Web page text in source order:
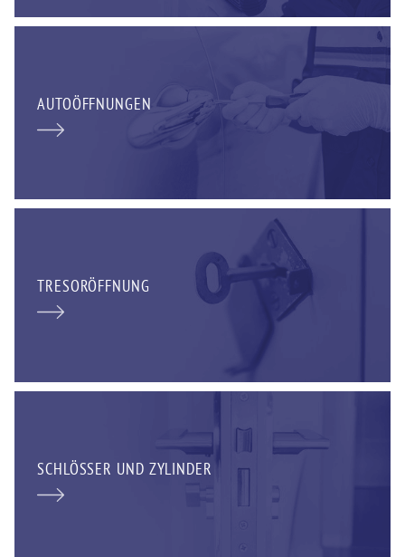
AUTOÖFFNUNGEN
TRESORÖFFNUNG
SCHLÖSSER UND ZYLINDER